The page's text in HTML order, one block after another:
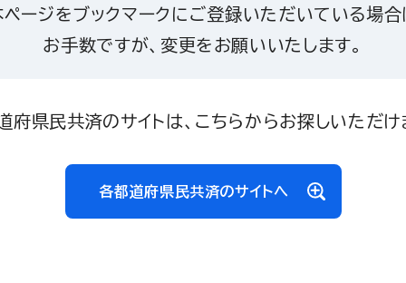
ページをブックマークにご登録いただいている場合
お手数ですが、変更をお願いいたします。
府県民共済のサイトは、こちらからお探しいただけ
各都道府県民共済のサイトへ